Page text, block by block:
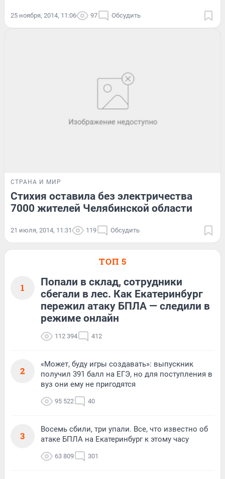
25 ноября, 2014, 11:06 97 Обсудить
СТРАНА И МИР
Стихия оставила без электричества
7000 жителей Челябинской области
21 июля, 2014, 11:31 119 Обсудить
ТОП 5
1
Попали в склад, сотрудники
сбегали в лес. Как Екатеринбург
пережил атаку БПЛА — следили в
режиме онлайн
112 394 412
2
«Может, буду игры создавать»: выпускник
получил 391 балл на ЕГЭ, но для поступления в
вуз они ему не пригодятся
95 522 40
3
Восемь сбили, три упали. Все, что известно об
атаке БПЛА на Екатеринбург к этому часу
63 809 301